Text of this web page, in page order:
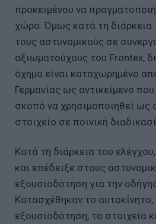
προκειμένου να
χώρα. Όμως κατά τη διάρκεια
τους αστυνομικούς σε
αξιωματούχους του Frontex,
όχημα είναι καταχωρημένο
Γερμανίας ως αντικείμενο
σκοπό να χρησιμοποιηθεί ως
στοιχείο σε ποινική
Κατά τη διάρκεια του
και επέδειξε στους
εξουσιοδότηση για την
Κατασχέθηκαν το
εξουσιοδότηση, τα στοιχεία